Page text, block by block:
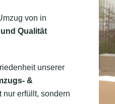
von in
Qualität
unserer
&
nur erfüllt, sondern